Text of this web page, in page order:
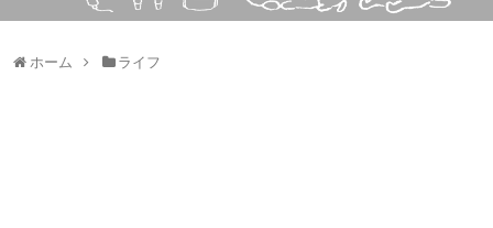
ホーム ライフ